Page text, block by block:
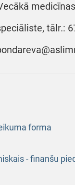
tālr.:
forma
- finanšu